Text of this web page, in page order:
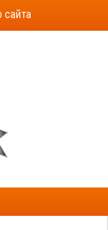
сайта